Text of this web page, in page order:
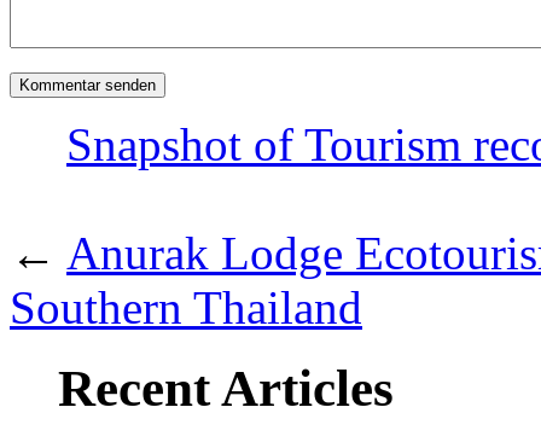
Snapshot of Tourism
← Anurak Lodge
Southern Thailand
Recent Articles